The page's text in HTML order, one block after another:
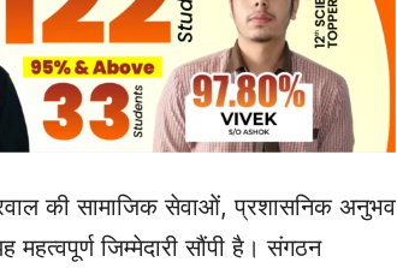
की सामाजिक सेवाओं, प्रशासनिक अनुभव
जिम्मेदारी सौंपी है। संगठन